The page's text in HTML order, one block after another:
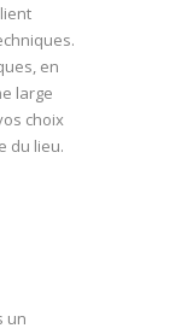
en
large
choix
du lieu.
un